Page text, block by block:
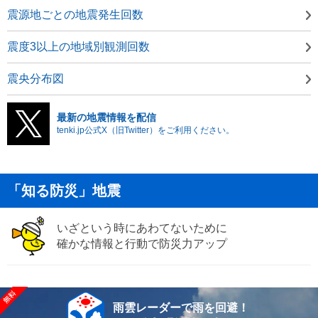
震源地ごとの地震発生回数
震度3以上の地域別観測回数
震央分布図
最新の地震情報を配信
tenki.jp公式X（旧Twitter）をご利用ください。
「知る防災」地震
いざという時にあわてないために
確かな情報と行動で防災力アップ
雨雲レーダーで雨を回避！